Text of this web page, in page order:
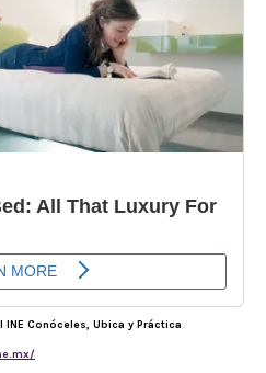
Conóceles, Ubica y Práctica